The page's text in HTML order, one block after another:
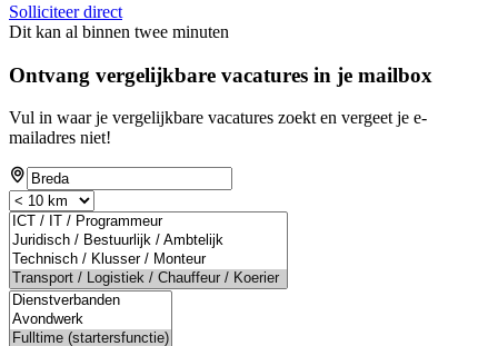
Solliciteer direct
Dit kan al binnen twee minuten
Ontvang vergelijkbare vacatures in je mailbox
Vul in waar je vergelijkbare vacatures zoekt en vergeet je e-
mailadres niet!